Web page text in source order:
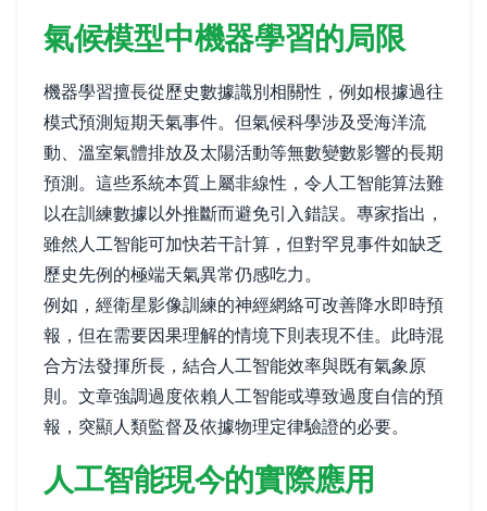
氣候模型中機器學習的局限
機器學習擅長從歷史數據識別相關性，例如根據過往
模式預測短期天氣事件。但氣候科學涉及受海洋流
動、溫室氣體排放及太陽活動等無數變數影響的長期
預測。這些系統本質上屬非線性，令人工智能算法難
以在訓練數據以外推斷而避免引入錯誤。專家指出，
雖然人工智能可加快若干計算，但對罕見事件如缺乏
歷史先例的極端天氣異常仍感吃力。
例如，經衛星影像訓練的神經網絡可改善降水即時預
報，但在需要因果理解的情境下則表現不佳。此時混
合方法發揮所長，結合人工智能效率與既有氣象原
則。文章強調過度依賴人工智能或導致過度自信的預
報，突顯人類監督及依據物理定律驗證的必要。
人工智能現今的實際應用